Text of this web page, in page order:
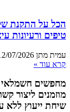
הכל על התקנת
טיפים ורעיונות
עמית מתן 07/2026
קרא עוד »
מחפשים חשמלאי
מוזמנים ליצור
שיחת ייעוץ ללא